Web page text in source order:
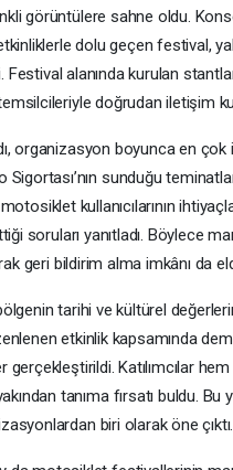
görüntülere sahne oldu.
dolu geçen festival,
Festival alanında kurulan
doğrudan iletişim
organizasyon boyunca en
Sigortası’nın sunduğu
kullanıcılarının
soruları yanıtladı. Böylece
geri bildirim alma imkânı da
tarihi ve kültürel
etkinlik kapsamında
Katılımcılar
tanıma fırsatı buldu.
biri olarak öne çıktı.